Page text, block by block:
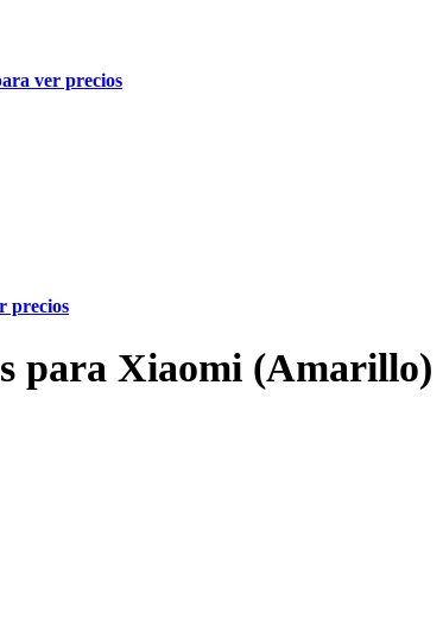
ver precios
precios
para Xiaomi (Amarillo)